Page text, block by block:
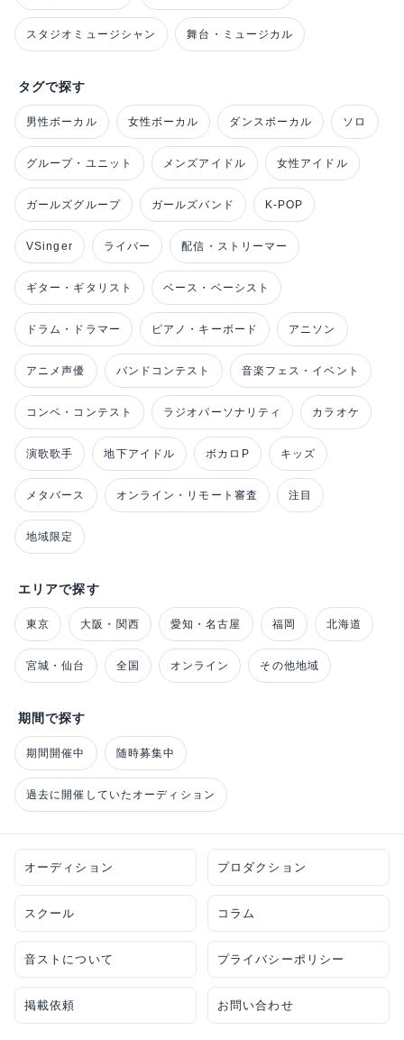
スタジオミュージシャン 舞台・ミュージカル
タグで探す
男性ボーカル 女性ボーカル ダンスボーカル ソロ
グループ・ユニット メンズアイドル 女性アイドル
ガールズグループ ガールズバンド K-POP
VSinger ライバー 配信・ストリーマー
ギター・ギタリスト ベース・ベーシスト
ドラム・ドラマー ピアノ・キーボード アニソン
アニメ声優 バンドコンテスト 音楽フェス・イベント
コンペ・コンテスト ラジオパーソナリティ カラオケ
演歌歌手 地下アイドル ボカロP キッズ
メタバース オンライン・リモート審査 注目
地域限定
エリアで探す
東京 大阪・関西 愛知・名古屋 福岡 北海道
宮城・仙台 全国 オンライン その他地域
期間で探す
期間開催中 随時募集中
過去に開催していたオーディション
オーディション プロダクション
スクール コラム
音ストについて プライバシーポリシー
掲載依頼 お問い合わせ